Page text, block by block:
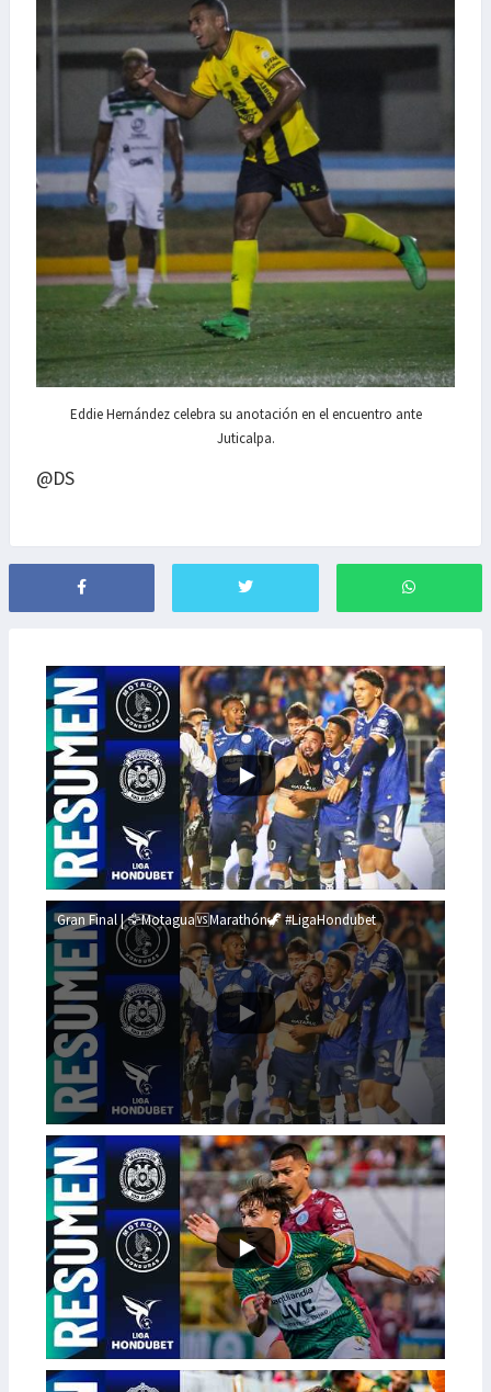
Eddie Hernández celebra su anotación en el encuentro ante
Juticalpa.
@DS
Gran Final | 🦅Motagua🆚Marathón🦖 #LigaHondubet